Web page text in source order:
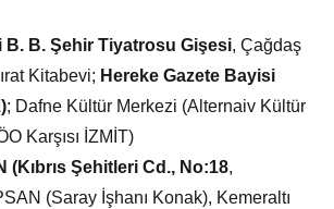
B. B. Şehir Tiyatrosu Gişesi, Çağdaş
Kitabevi; Hereke Gazete Bayisi
; Dafne Kültür Merkezi (Alternaiv Kültür
Karşısı İZMİT)
(Kıbrıs Şehitleri Cd., No:18,
(Saray İşhanı Konak), Kemeraltı